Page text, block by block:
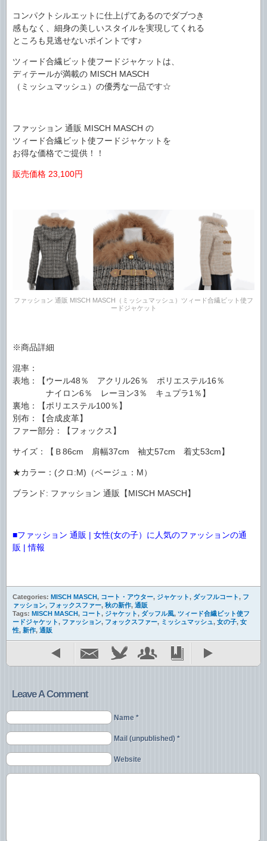
コンパクトシルエットに仕上げてあるのでダブつき
感もなく、細身の美しいスタイルを実現してくれる
ところも見逃せないポイントです♪
ツィード合繊ビット使フードジャケットは、
ディテールが満載の MISCH MASCH
（ミッシュマッシュ）の優秀な一品です☆
ファッション 通販 MISCH MASCH の
ツィード合繊ビット使フードジャケットを
お得な価格でご提供！！
販売価格 23,100円
ファッション 通販 MISCH MASCH（ミッシュマッシュ）ツィード合繊ビット使フ
ードジャケット
※商品詳細
混率：
表地：【ウール48％ アクリル26％ ポリエステル16％
ナイロン6％ レーヨン3％ キュプラ1％】
裏地：【ポリエステル100％】
別布：【合成皮革】
ファー部分：【フォックス】
サイズ：【Ｂ86cm 肩幅37cm 袖丈57cm 着丈53cm】
★カラー：(クロ:M)（ベージュ：M）
ブランド: ファッション 通販【MISCH MASCH】
■ファッション 通販 | 女性(女の子）に人気のファッションの通
販 | 情報
Categories: MISCH MASCH, コート・アウター, ジャケット, ダッフルコート, フ
ァッション, フォックスファー, 秋の新作, 通販
Tags: MISCH MASCH, コート, ジャケット, ダッフル風, ツィード合繊ビット使フ
ードジャケット, ファッション, フォックスファー, ミッシュマッシュ , 女の子, 女
性, 新作, 通販
Leave A Comment
Name *
Mail (unpublished) *
Website